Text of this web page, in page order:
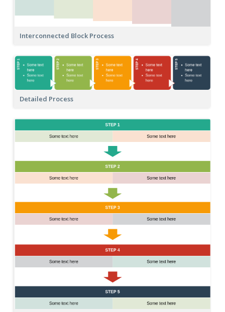
Interconnected Block Process
Detailed Process